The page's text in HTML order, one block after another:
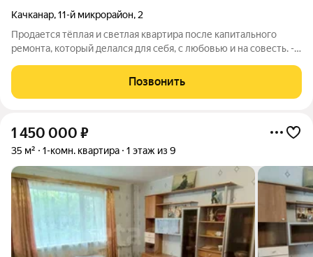
Качканар,11-й микрорайон, 2
Продается тёплая и светлая квартира после капитального
ремонта, который делался для себя, с любовью и на совесть. -
выходят на две стороны. С одной стороны вас будет будить
утреннее солнце,
Позвонить
1 450 000 ₽
35 м² 1-комн. квартира 1 этаж из 9